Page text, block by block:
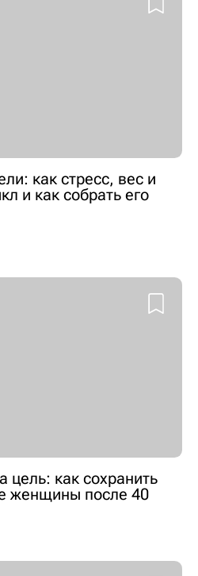
как стресс, вес и
и как собрать его
цель: как сохранить
женщины после 40